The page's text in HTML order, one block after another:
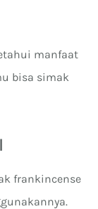
manfaat
bisa simak
frankincense